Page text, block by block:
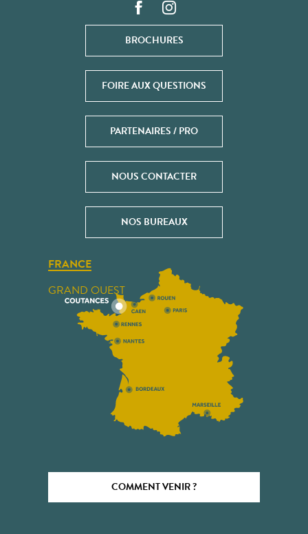
BROCHURES
FOIRE AUX QUESTIONS
PARTENAIRES / PRO
NOUS CONTACTER
NOS BUREAUX
FRANCE
GRAND OUEST
COMMENT VENIR ?